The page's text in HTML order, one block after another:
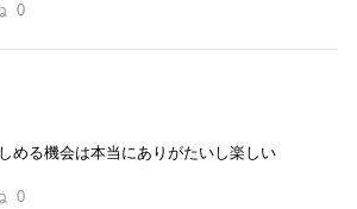
0
める機会は本当にありがたいし楽しい
0